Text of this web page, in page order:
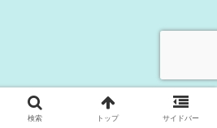
検索 トップ サイドバー